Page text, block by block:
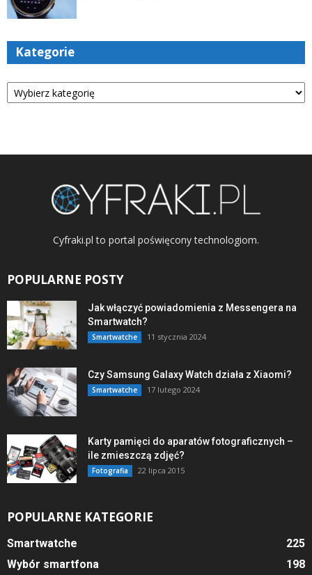
Kategorie
Kategorie
Cyfraki.pl to portal poświęcony technologiom.
POPULARNE POSTY
Jak włączyć powiadomienia z Messengera na
Smartwatch?
Smartwatche 11 stycznia 2024
Czy Samsung Galaxy Watch działa z Xiaomi?
Smartwatche 17 lutego 2024
Karty pamięci do aparatów fotograficznych –
ile zmieszczą zdjęć?
Fotografia 22 lipca 2015
POPULARNE KATEGORIE
Smartwatche
225
Wybór smartfona
198